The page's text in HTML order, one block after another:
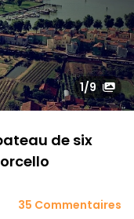
1/9
de six
35 Commentaires